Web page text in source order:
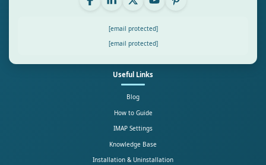
[email protected]
[email protected]
Useful Links
Blog
How to Guide
IMAP Settings
Knowledge Base
Installation & Uninstallation